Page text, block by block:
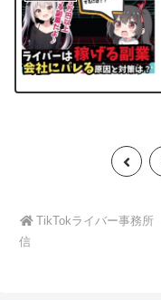
前
TikTokライバー事務所
信